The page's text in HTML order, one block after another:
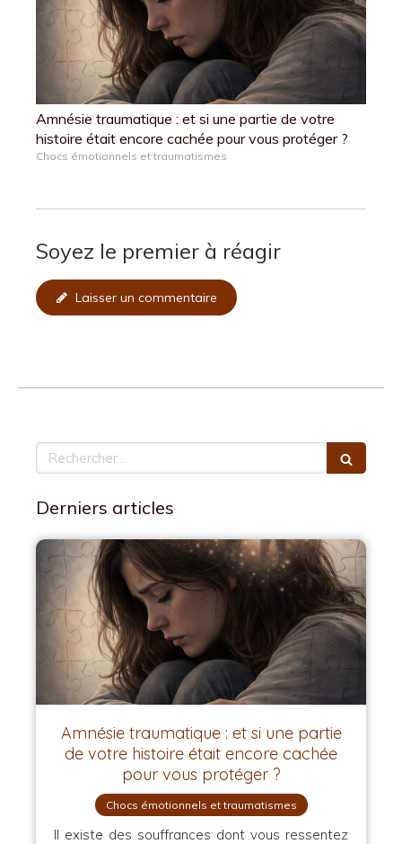
Amnésie traumatique : et si une partie de votre
histoire était encore cachée pour vous protéger ?
Chocs émotionnels et traumatismes
Soyez le premier à réagir
Laisser un commentaire
Rechercher
Derniers articles
Amnésie traumatique : et si une partie
de votre histoire était encore cachée
pour vous protéger ?
Chocs émotionnels et traumatismes
Il existe des souffrances dont vous ressentez